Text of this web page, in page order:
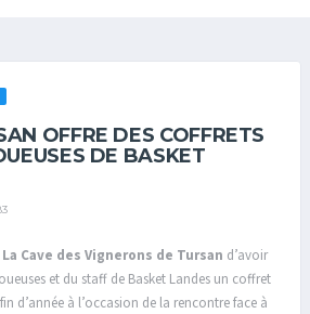
OFFRE DES COFFRETS
DE BASKET
La Cave des Vignerons de Tursan d’avoir
et du staff de Basket Landes un coffret
d’année à l’occasion de la rencontre face à